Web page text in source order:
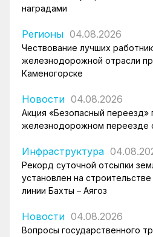
наградами
Регионы 04.08.2026
Чествование лучших
железнодорожной отрасли
Каменогорске
Новости 04.08.2026
Акция «Безопасный переезд»
железнодорожном переезде
Инфраструктура
Рекорд суточной отсыпки
установлен на
линии Бахты – Аягоз
Новости 04.08.2026
Вопросы государственного